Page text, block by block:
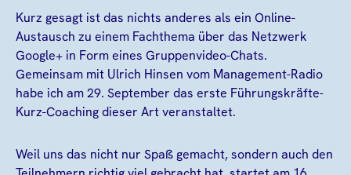
Kurz gesagt ist das nichts anderes als ein Online-
Austausch zu einem Fachthema über das Netzwerk
Google+ in Form eines Gruppenvideo-Chats.
Gemeinsam mit Ulrich Hinsen vom Management-Radio
habe ich am 29. September das erste Führungskräfte-
Kurz-Coaching dieser Art veranstaltet.
Weil uns das nicht nur Spaß gemacht, sondern auch den